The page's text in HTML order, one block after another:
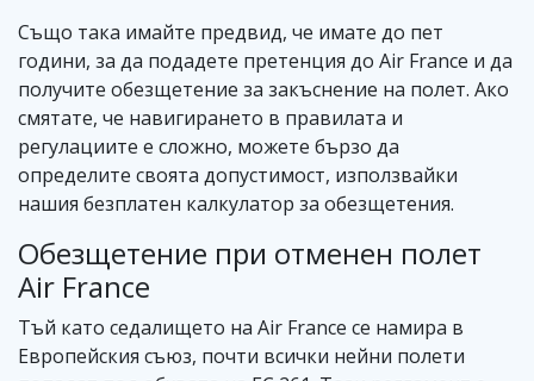
Също така имайте предвид, че имате до пет
години, за да подадете претенция до Air France и да
получите обезщетение за закъснение на полет. Ако
смятате, че навигирането в правилата и
регулациите е сложно, можете бързо да
определите своята допустимост, използвайки
нашия безплатен калкулатор за обезщетения.
Обезщетение при отменен полет
Air France
Тъй като седалището на Air France се намира в
Европейския съюз, почти всички нейни полети